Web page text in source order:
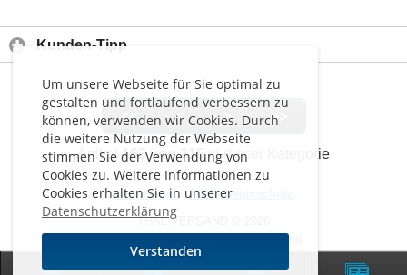
Um unsere Webseite für Sie optimal zu
gestalten und fortlaufend verbessern zu
können, verwenden wir Cookies. Durch
die weitere Nutzung der Webseite
stimmen Sie der Verwendung von
Cookies zu. Weitere Informationen zu
Cookies erhalten Sie in unserer
Datenschutzerklärung
Verstanden
Kunden-Tipp
<< < > >>
Artikel163 von 215in dieser Kategorie
Impressum-AGB-Datenschutz
THAL VERSAND © 2026
Alle Preise inkl. MwSt. zzgl. Versand
Zur klassischen Website